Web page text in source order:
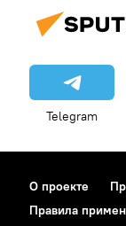
Telegram
О проекте
Правила